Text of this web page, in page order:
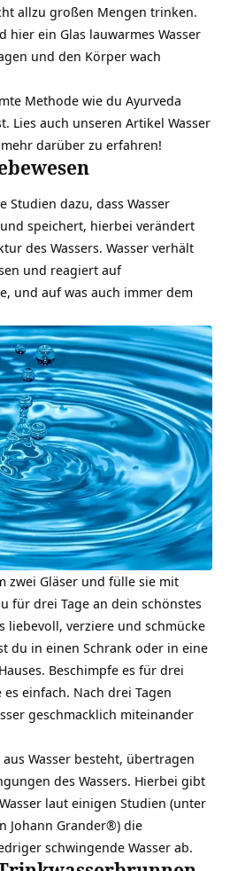
allzu großen Mengen trinken.
hier ein Glas lauwarmes Wasser
und den Körper wach
Methode wie du Ayurveda
Lies auch unseren Artikel Wasser
darüber zu erfahren!
Studien dazu, dass Wasser
speichert, hierbei verändert
des Wassers. Wasser verhält
und reagiert auf
und auf was auch immer dem
zwei Gläser und fülle sie mit
für drei Tage an dein schönstes
liebevoll, verziere und schmücke
du in einen Schrank oder in eine
Beschimpfe es für drei
einfach. Nach drei Tagen
geschmacklich miteinander
Wasser besteht, übertragen
des Wassers. Hierbei gibt
laut einigen Studien (unter
Johann Grander®) die
schwingende Wasser ab.